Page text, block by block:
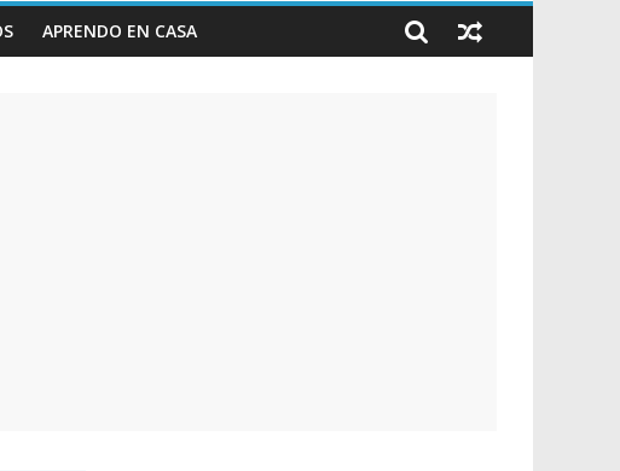
APRENDO EN CASA